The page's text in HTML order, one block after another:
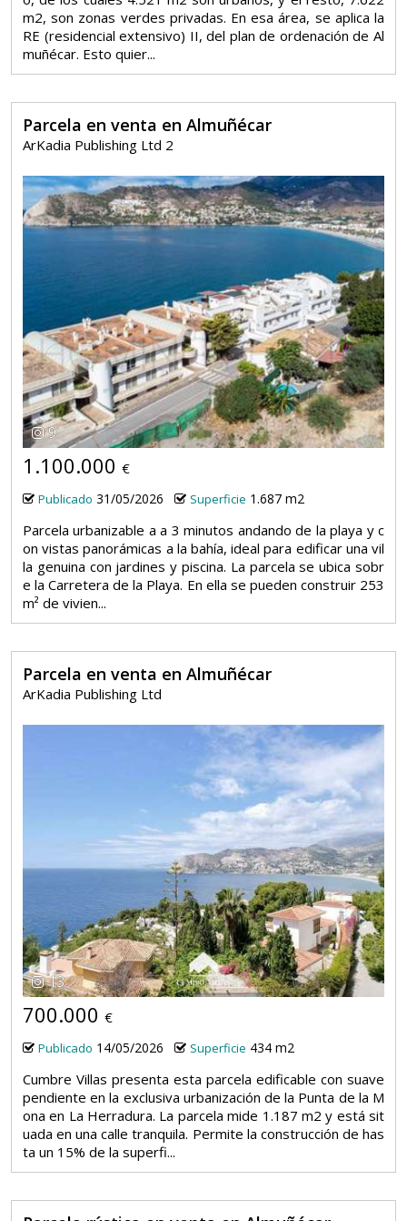
m2, son zonas verdes privadas. En esa área, se aplica la
RE (residencial extensivo) II, del plan de ordenación de Al
muñécar. Esto quier...
Parcela en venta en Almuñécar
ArKadia Publishing Ltd 2
9
1.100.000 €
Publicado 31/05/2026 Superficie 1.687 m2
Parcela urbanizable a a 3 minutos andando de la playa y c
on vistas panorámicas a la bahía, ideal para edificar una vil
la genuina con jardines y piscina. La parcela se ubica sobr
e la Carretera de la Playa. En ella se pueden construir 253
m² de vivien...
Parcela en venta en Almuñécar
ArKadia Publishing Ltd
13
700.000 €
Publicado 14/05/2026 Superficie 434 m2
Cumbre Villas presenta esta parcela edificable con suave
pendiente en la exclusiva urbanización de la Punta de la M
ona en La Herradura. La parcela mide 1.187 m2 y está sit
uada en una calle tranquila. Permite la construcción de has
ta un 15% de la superfi...